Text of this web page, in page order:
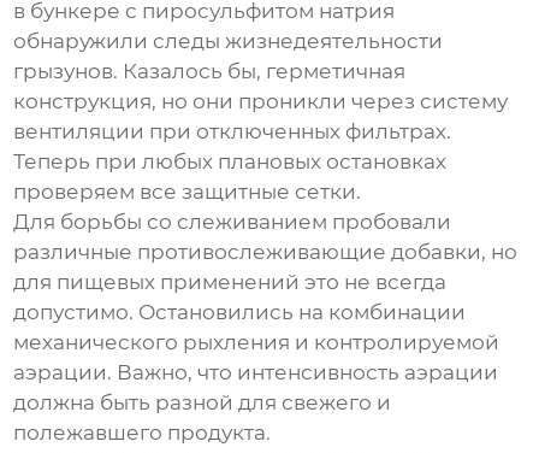
в бункере с пиросульфитом натрия
обнаружили следы жизнедеятельности
грызунов. Казалось бы, герметичная
конструкция, но они проникли через систему
вентиляции при отключенных фильтрах.
Теперь при любых плановых остановках
проверяем все защитные сетки.
Для борьбы со слеживанием пробовали
различные противослеживающие добавки, но
для пищевых применений это не всегда
допустимо. Остановились на комбинации
механического рыхления и контролируемой
аэрации. Важно, что интенсивность аэрации
должна быть разной для свежего и
полежавшего продукта.